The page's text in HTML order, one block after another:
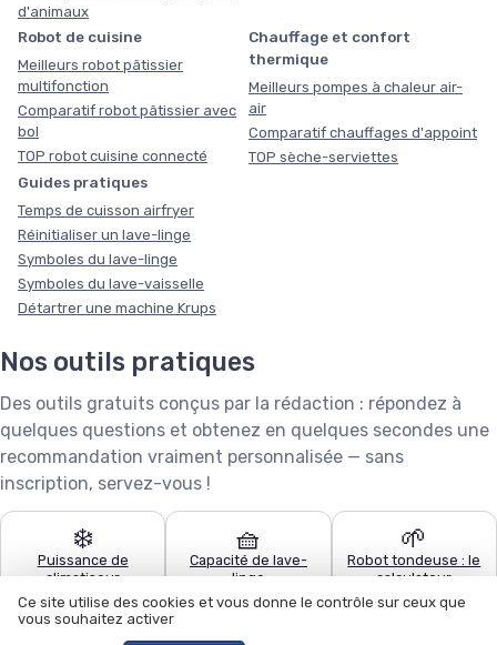
d'animaux
Robot de cuisine
Meilleurs robot pâtissier
multifonction
Comparatif robot pâtissier avec
bol
TOP robot cuisine connecté
Chauffage et confort
thermique
Meilleurs pompes à chaleur air-
air
Comparatif chauffages d'appoint
TOP sèche-serviettes
Guides pratiques
Temps de cuisson airfryer
Réinitialiser un lave-linge
Symboles du lave-linge
Symboles du lave-vaisselle
Détartrer une machine Krups
Nos outils pratiques
Des outils gratuits conçus par la rédaction : répondez à
quelques questions et obtenez en quelques secondes une
recommandation vraiment personnalisée — sans
inscription, servez-vous !
❄️
Puissance de
climatiseur
🧺
Capacité de lave-
linge
🌱
Robot tondeuse : le
calculateur
🧹
Ce site utilise des cookies et vous donne le contrôle sur ceux que
vous souhaitez activer